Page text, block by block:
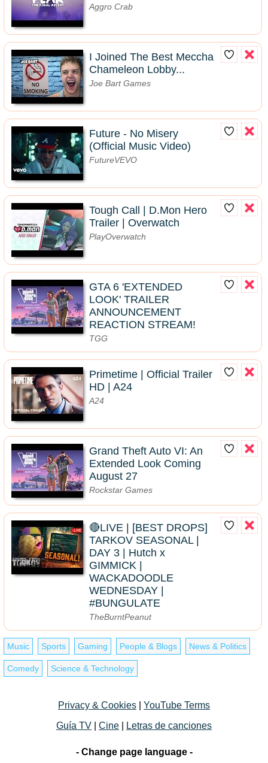
Aggro Crab
I Joined The Best Meccha
Chameleon Lobby...
Joe Bart Games
Future - No Misery
(Official Music Video)
FutureVEVO
Tough Call | D.Mon Hero
Trailer | Overwatch
PlayOverwatch
GTA 6 'EXTENDED
LOOK' TRAILER
ANNOUNCEMENT
REACTION STREAM!
TGG
Primetime | Official Trailer
HD | A24
A24
Grand Theft Auto VI: An
Extended Look Coming
August 27
Rockstar Games
🔴LIVE | [BEST DROPS]
TARKOV SEASONAL |
DAY 3 | Hutch x
GIMMICK |
WACKADOODLE
WEDNESDAY |
#BUNGULATE
TheBurntPeanut
Music Sports Gaming People & Blogs News & Politics
Comedy Science & Technology
Privacy & Cookies
YouTube Terms
Guía TV
Cine Letras de canciones
- Change page language -